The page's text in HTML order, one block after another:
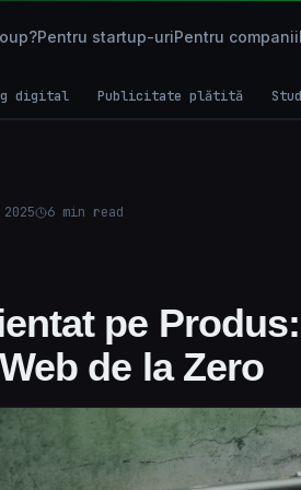
Pentru startup-uriPentru companii
digital Publicitate plătită
6 min read
pe
de la Zero